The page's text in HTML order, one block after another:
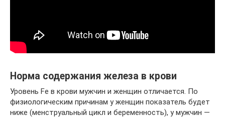
Норма содержания железа в крови
Уровень Fe в крови мужчин и женщин отличается. По
физиологическим причинам у женщин показатель будет
ниже (менструальный цикл и беременность), у мужчин —